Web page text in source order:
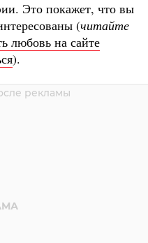
Это покажет, что вы
(читайте
любовь на сайте
).